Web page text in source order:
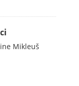
Mikleuš